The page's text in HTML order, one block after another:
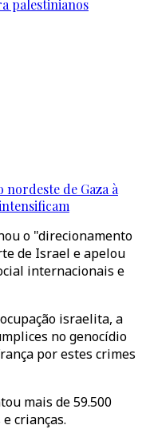
palestinianos
nordeste de Gaza à
o "direcionamento
de Israel e apelou
internacionais e
israelita, a
no genocídio
por estes crimes
mais de 59.500
crianças.